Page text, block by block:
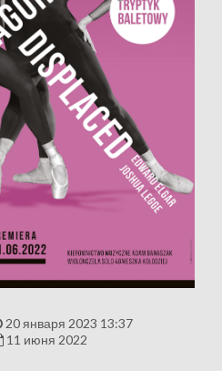
20 января 2023 13:37
11 июня 2022